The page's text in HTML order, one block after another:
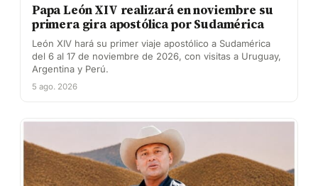
Papa León XIV realizará en noviembre su
primera gira apostólica por Sudamérica
León XIV hará su primer viaje apostólico a Sudamérica
del 6 al 17 de noviembre de 2026, con visitas a Uruguay,
Argentina y Perú.
5 ago. 2026